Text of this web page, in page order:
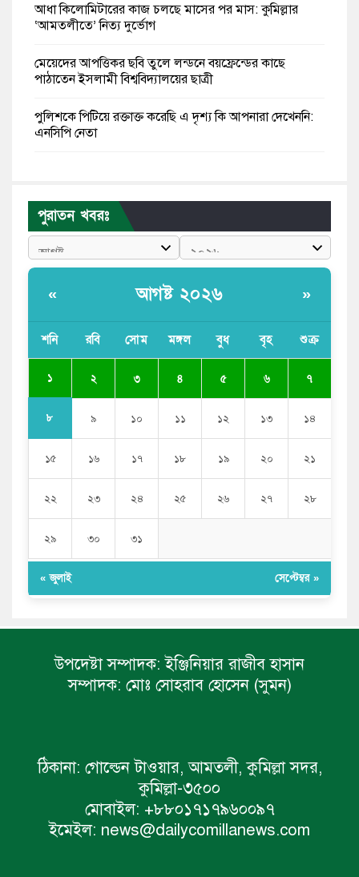
আধা কিলোমিটারের কাজ চলছে মাসের পর মাস: কুমিল্লার
‘আমতলীতে’ নিত্য দুর্ভোগ
মেয়েদের আপত্তিকর ছবি তুলে লন্ডনে বয়ফ্রেন্ডের কাছে
পাঠাতেন ইসলামী বিশ্ববিদ্যালয়ের ছাত্রী
পুলিশকে পিটিয়ে রক্তাক্ত করেছি এ দৃশ্য কি আপনারা দেখেননি:
এনসিপি নেতা
বাংলাদেশী কর্মীদের আকামা নিয়ে বড় সুখবর দিলো সৌদি
সরকার
ভারতের পূর্ব সীমান্তে এখন ‘আরেকটি পাকিস্তান’ গড়ে উঠেছে:
যে ডকুমেন্টারিতে আবু সাঈদের ছবি নেই, সেটা কোনো
পুরাতন খবরঃ
« আগষ্ট ২০২৬ »
শনি রবি সোম মঙ্গল বুধ বৃহ শুক্র
১ ২ ৩ ৪ ৫ ৬ ৭
৮ ৯ ১০ ১১ ১২ ১৩ ১৪
১৫ ১৬ ১৭ ১৮ ১৯ ২০ ২১
২২ ২৩ ২৪ ২৫ ২৬ ২৭ ২৮
২৯ ৩০ ৩১
« জুলাই সেপ্টেম্বর »
উপদেষ্টা সম্পাদক: ইঞ্জিনিয়ার রাজীব হাসান
সম্পাদক: মোঃ সোহরাব হোসেন (সুমন)
ঠিকানা: গোল্ডেন টাওয়ার, আমতলী, কুমিল্লা সদর,
কুমিল্লা-৩৫০০
মোবাইল: +৮৮০১৭১৭৯৬০০৯৭
ইমেইল: news@dailycomillanews.com